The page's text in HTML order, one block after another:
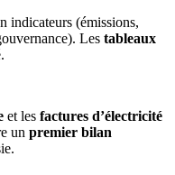
indicateurs (émissions,
Les tableaux
et les factures d’électricité
un premier bilan